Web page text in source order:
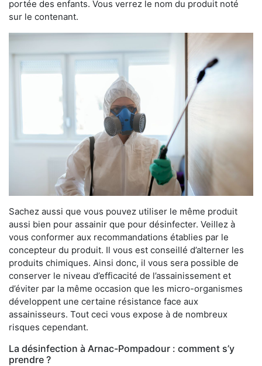
portée des enfants. Vous verrez le nom du produit noté
sur le contenant.
Sachez aussi que vous pouvez utiliser le même produit
aussi bien pour assainir que pour désinfecter. Veillez à
vous conformer aux recommandations établies par le
concepteur du produit. Il vous est conseillé d’alterner les
produits chimiques. Ainsi donc, il vous sera possible de
conserver le niveau d’efficacité de l’assainissement et
d’éviter par la même occasion que les micro-organismes
développent une certaine résistance face aux
assainisseurs. Tout ceci vous expose à de nombreux
risques cependant.
La désinfection à Arnac-Pompadour : comment s’y
prendre ?